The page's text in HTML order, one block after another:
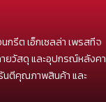
กรีต เอ็กเซลล่า เพรสทีจ
ยวัสดุ และอุปกรณ์หลังคา
นตีคุณภาพสินค้า และ